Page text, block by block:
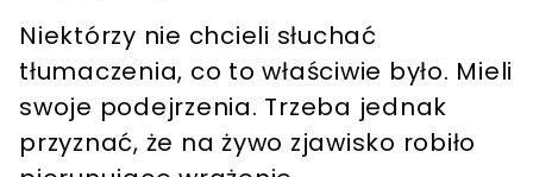
Niektórzy nie chcieli słuchać
tłumaczenia, co to właściwie było. Mieli
swoje podejrzenia. Trzeba jednak
przyznać, że na żywo zjawisko robiło